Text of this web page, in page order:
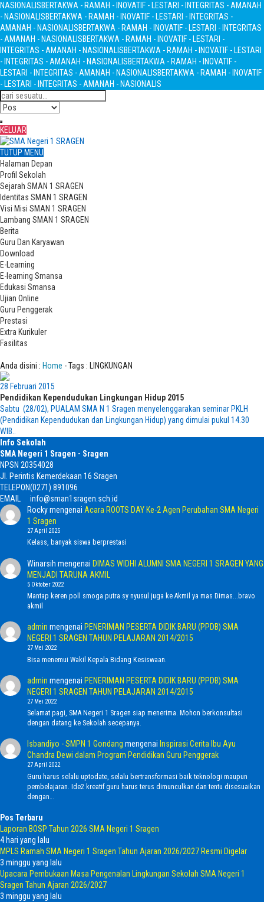
NASIONALISBERTAKWA - RAMAH - INOVATIF - LESTARI - INTEGRITAS - AMANAH
- NASIONALISBERTAKWA - RAMAH - INOVATIF - LESTARI - INTEGRITAS -
AMANAH - NASIONALISBERTAKWA - RAMAH - INOVATIF - LESTARI - INTEGRITAS
- AMANAH - NASIONALISBERTAKWA - RAMAH - INOVATIF - LESTARI -
INTEGRITAS - AMANAH - NASIONALISBERTAKWA - RAMAH - INOVATIF - LESTARI
- INTEGRITAS - AMANAH - NASIONALISBERTAKWA - RAMAH - INOVATIF -
LESTARI - INTEGRITAS - AMANAH - NASIONALISBERTAKWA - RAMAH - INOVATIF
- LESTARI - INTEGRITAS - AMANAH - NASIONALIS
KELUAR
TUTUP MENU
Halaman Depan
Profil Sekolah
Sejarah SMAN 1 SRAGEN
Identitas SMAN 1 SRAGEN
Visi Misi SMAN 1 SRAGEN
Lambang SMAN 1 SRAGEN
Berita
Guru Dan Karyawan
Download
E-Learning
E-learning Smansa
Edukasi Smansa
Ujian Online
Guru Penggerak
Prestasi
Extra Kurikuler
Fasilitas
Anda disini : Home -Tags : LINGKUNGAN
28 Februari 2015
Pendidikan Kependudukan Lingkungan Hidup 2015
Sabtu (28/02), PUALAM SMA N 1 Sragen menyelenggarakan seminar PKLH
(Pendidikan Kependudukan dan Lingkungan Hidup) yang dimulai pukul 14.30
WIB..
Info Sekolah
SMA Negeri 1 Sragen - Sragen
NPSN 20354028
Jl. Perintis Kemerdekaan 16 Sragen
TELEPON(0271) 891096
EMAIL
info@sman1sragen.sch.id
Rockymengenai Acara ROOTS DAY Ke-2 Agen Perubahan SMA Negeri
1 Sragen
27 April 2025
Kelass, banyak siswa berprestasi
Winarsih mengenai DIMAS WIDHI ALUMNI SMA NEGERI 1 SRAGEN YANG
MENJADI TARUNA AKMIL
5 Oktober 2022
Mantap keren poll smoga putra sy nyusul juga ke Akmil ya mas Dimas...bravo
akmil
admin mengenai PENERIMAN PESERTA DIDIK BARU (PPDB) SMA
NEGERI 1 SRAGEN TAHUN PELAJARAN 2014/2015
27 Mei 2022
Bisa menemui Wakil Kepala Bidang Kesiswaan.
admin mengenai PENERIMAN PESERTA DIDIK BARU (PPDB) SMA
NEGERI 1 SRAGEN TAHUN PELAJARAN 2014/2015
27 Mei 2022
Selamat pagi, SMA Negeri 1 Sragen siap menerima. Mohon berkonsultasi
dengan datang ke Sekolah secepanya.
Isbandiyo - SMPN 1 Gondang mengenai Inspirasi Cerita Ibu Ayu
Chandra Dewi dalam Program Pendidikan Guru Penggerak
27 April 2022
Guru harus selalu uptodate, selalu bertransformasi baik teknologi maupun
pembelajaran. Ide2 kreatif guru harus terus dimunculkan dan tentu disesuaikan
dengan…
Pos Terbaru
Laporan BOSP Tahun 2026 SMA Negeri 1 Sragen
4 hari yang lalu
MPLS Ramah SMA Negeri 1 Sragen Tahun Ajaran 2026/2027 Resmi Digelar
3 minggu yang lalu
Upacara Pembukaan Masa Pengenalan Lingkungan Sekolah SMA Negeri 1
Sragen Tahun Ajaran 2026/2027
3 minggu yang lalu